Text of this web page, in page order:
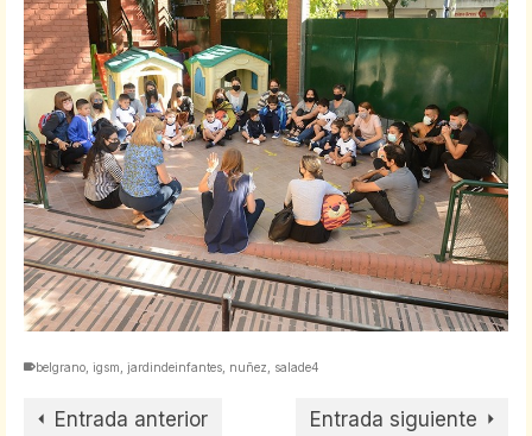
belgrano igsm jardindeinfantes nuñez salade4
Entrada anterior Entrada siguiente